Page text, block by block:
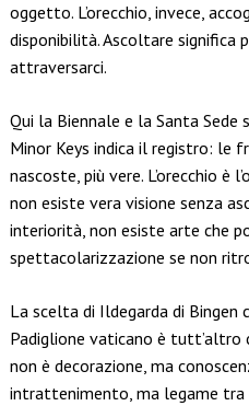
oggetto. L’orecchio, invece,
disponibilità. Ascoltare significa
attraversarci.
Qui la Biennale e la Santa
Minor Keys indica il registro: le
nascoste, più vere. L’orecchio è
non esiste vera visione senza
interiorità, non esiste arte che
spettacolarizzazione se non
La scelta di Ildegarda di Bingen
Padiglione vaticano è tutt’altro
non è decorazione, ma
intrattenimento, ma legame